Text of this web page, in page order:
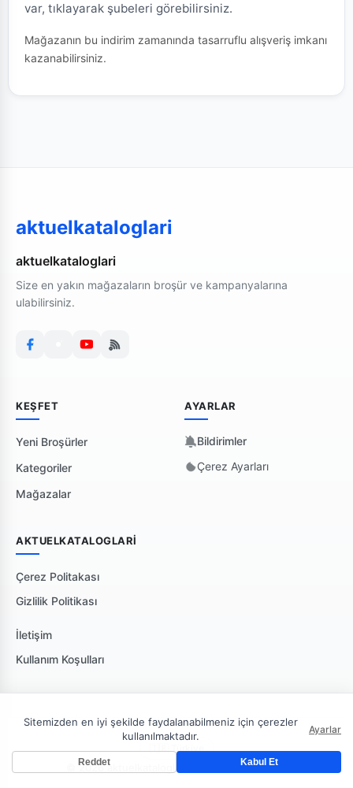
var, tıklayarak şubeleri görebilirsiniz.
Mağazanın bu indirim zamanında tasarruflu alışveriş imkanı
kazanabilirsiniz.
aktuelkataloglari
aktuelkataloglari
Size en yakın mağazaların broşür ve kampanyalarına
ulabilirsiniz.
KEŞFET
Yeni Broşürler
Kategoriler
Mağazalar
AYARLAR
Bildirimler
Çerez Ayarları
AKTUELKATALOGLARI
Çerez Politakası
Gizlilik Politikası
İletişim
Kullanım Koşulları
© 2026 aktuelkataloglari. Tüm hakları saklıdır.
🇹🇷 Türkiye
Sitemizden en iyi şekilde faydalanabilmeniz için çerezler
kullanılmaktadır.
Ayarlar
Reddet Kabul Et